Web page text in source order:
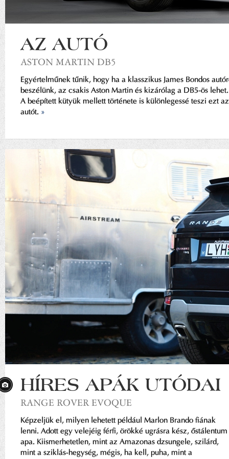
AZ AUTÓ
ASTON MARTIN DB5
Egyértelműnek tűnik, hogy ha a klasszikus James Bondos
beszélünk, az csakis Aston Martin és kizárólag a DB5-ös lehet.
A beépített kütyük mellett története is különlegessé teszi ezt az
autót. »
HÍRES APÁK UTÓDAI
RANGE ROVER EVOQUE
Képzeljük el, milyen lehetett például Marlon Brando fiának
lenni. Adott egy velejéig férfi, örökké ugrásra kész, őstálentum
apa. Kiismerhetetlen, mint az Amazonas dzsungele, szilárd,
mint a sziklás-hegység, mégis, ha kell, puha, mint a